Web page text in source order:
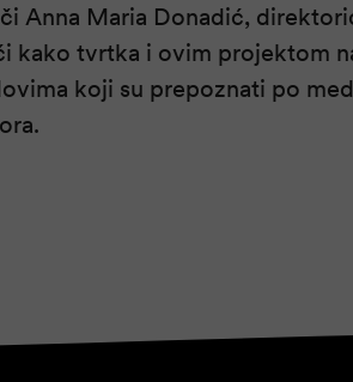
Anna Maria Donadić,
kako tvrtka i ovim projektom
koji su prepoznati po